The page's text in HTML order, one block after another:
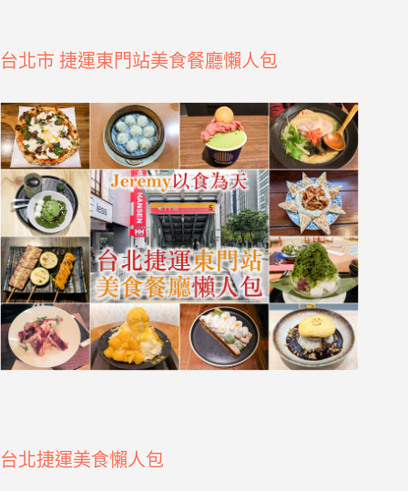
台北市 捷運東門站美食餐廳懶人包
台北捷運美食懶人包